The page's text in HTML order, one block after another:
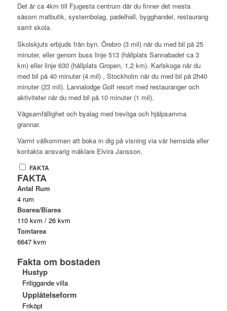
Det är ca 4km till Fjugesta centrum där du finner det mesta
såsom matbutik, systembolag, padelhall, bygghandel, restaurang
samt skola.
Skolskjuts erbjuds från byn. Örebro (3 mil) når du med bil på 25
minuter, eller genom buss linje 513 (hållplats Sannabadet ca 3
km) eller linje 630 (hållplats Gropen, 1,2 km). Karlskoga når du
med bil på 40 minuter (4 mil) , Stockholm når du med bil på 2h40
minuter (23 mil). Lannalodge Golf resort med restauranger och
aktiviteter når du med bil på 10 minuter (1 mil).
Vägsamfällighet och byalag med trevliga och hjälpsamma
grannar.
Varmt välkommen att boka in dig på visning via vår hemsida eller
kontakta ansvarig mäklare Elvira Jansson.
FAKTA
FAKTA
Antal Rum
4 rum
Boarea/Biarea
110 kvm / 26 kvm
Tomtarea
6647 kvm
Fakta om bostaden
Hustyp
Friliggande villa
Upplåtelseform
Friköpt